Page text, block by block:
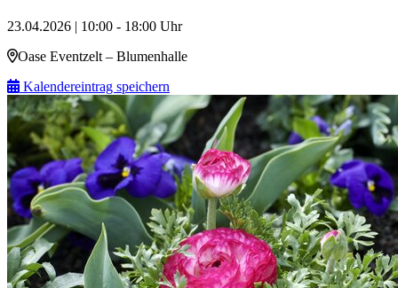
23.04.2026 | 10:00 - 18:00 Uhr
Oase Eventzelt – Blumenhalle
Kalendereintrag speichern